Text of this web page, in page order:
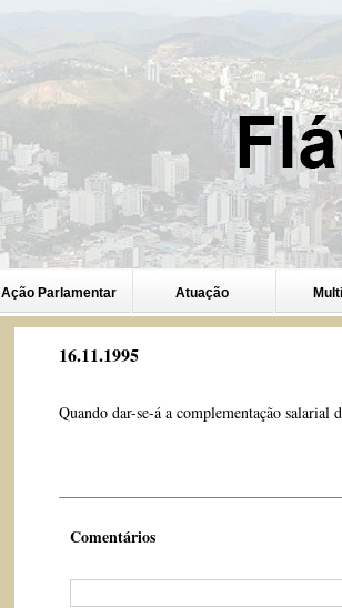
Ação Parlamentar Atuação
16.11.1995
Quando dar-se-á a complementação salarial
Comentários